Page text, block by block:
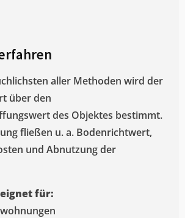
aller Methoden wird der
über den
des Objektes bestimmt.
fließen u. a. Bodenrichtwert,
und Abnutzung der
für: